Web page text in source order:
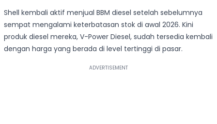
Shell kembali aktif menjual BBM diesel setelah sebelumnya
sempat mengalami keterbatasan stok di awal 2026. Kini
produk diesel mereka, V-Power Diesel, sudah tersedia kembali
dengan harga yang berada di level tertinggi di pasar.